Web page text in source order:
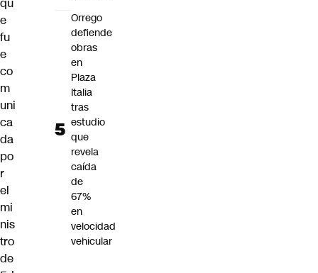
e
fu
e
co
m
uni
ca
da
po
r
el
mi
nis
tro
de
Orrego
defiende
obras
en
Plaza
Italia
tras
estudio
que
revela
caída
de
67%
en
velocidad
vehicular